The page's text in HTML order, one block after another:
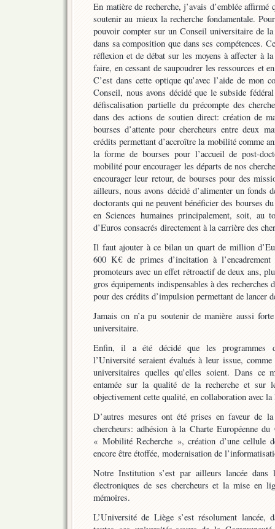
En matière de recherche, j’avais d’emblée
soutenir au mieux la recherche fondamentale.
pouvoir compter sur un Conseil universitaire de
dans sa composition que dans ses compétences.
réflexion et de débat sur les moyens à affecter à
faire, en cessant de saupoudrer les ressources et
C’est dans cette optique qu’avec l’aide de mon
Conseil, nous avons décidé que le subside
défiscalisation partielle du précompte des
dans des actions de soutien direct: création de
bourses d’attente pour chercheurs entre deux
crédits permettant d’accroître la mobilité comme
la forme de bourses pour l’accueil de post-
mobilité pour encourager les départs de nos
encourager leur retour, de bourses pour des
ailleurs, nous avons décidé d’alimenter un fonds
doctorants qui ne peuvent bénéficier des bourses
en Sciences humaines principalement, soit,
d’Euros consacrés directement à la carrière des
Il faut ajouter à ce bilan un quart de million
600 K€ de primes d’incitation à
promoteurs avec un effet rétroactif de deux ans,
gros équipements indispensables à des recherches
pour des crédits d’impulsion permettant de lancer
Jamais on n’a pu soutenir de manière aussi
universitaire.
Enfin, il a été décidé que les programmes
l’Université seraient évalués à leur issue,
universitaires quelles qu’elles soient. Dans ce
entamée sur la qualité de la recherche et sur
objectivement cette qualité, en collaboration avec
D’autres mesures ont été prises en faveur de
chercheurs: adhésion à la Charte Européenne
« Mobilité Recherche », création d’une cellule
encore être étoffée, modernisation de
Notre Institution s’est par ailleurs lancée dans
électroniques de ses chercheurs et la mise en
mémoires.
L’Université de Liège s’est résolument lancée,